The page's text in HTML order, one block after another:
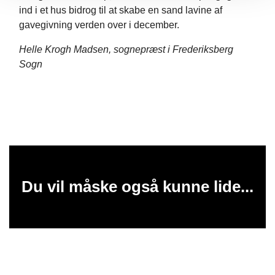
ind i et hus bidrog til at skabe en sand lavine af
gavegivning verden over i december.
Helle Krogh Madsen, sognepræst i Frederiksberg
Sogn
Du vil måske også kunne lide...